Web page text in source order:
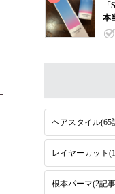
本
ス
ヘアスタイル(65
レイヤーカット
根本パーマ(2記